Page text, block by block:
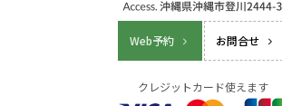
Web予約 お問合せ
クレジットカード使えます